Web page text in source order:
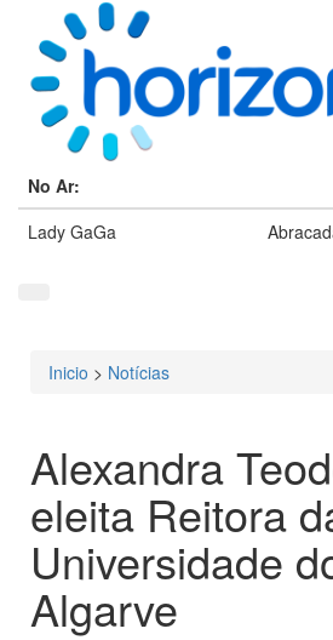
No Ar:
Lady GaGa
Está aqui
Inicio > Notícias
Alexandra
eleita Reitora
Universidade
Algarve